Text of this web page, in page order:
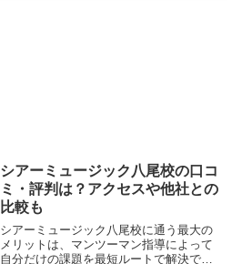
シアーミュージック八尾校の口コ
ミ・評判は？アクセスや他社との
比較も
シアーミュージック八尾校に通う最大の
メリットは、マンツーマン指導によって
自分だけの課題を最短ルートで解決でき